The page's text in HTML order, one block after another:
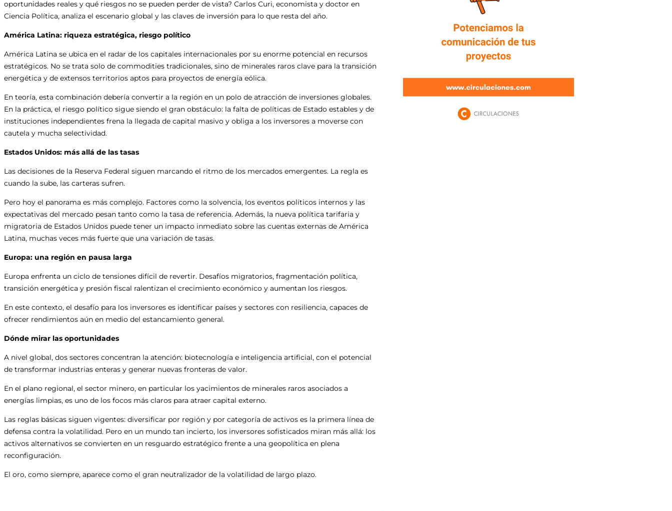
oportunidades reales y qué riesgos no se pueden perder de vista? Carlos Curi, economista y doctor en
Ciencia Política, analiza el escenario global y las claves de inversión para lo que resta del año.
América Latina: riqueza estratégica, riesgo político
América Latina se ubica en el radar de los capitales internacionales por su enorme potencial en recursos
estratégicos. No se trata solo de commodities tradicionales, sino de minerales raros clave para la transición
energética y de extensos territorios aptos para proyectos de energía eólica.
En teoría, esta combinación debería convertir a la región en un polo de atracción de inversiones globales.
En la práctica, el riesgo político sigue siendo el gran obstáculo: la falta de políticas de Estado estables y de
instituciones independientes frena la llegada de capital masivo y obliga a los inversores a moverse con
cautela y mucha selectividad.
Estados Unidos: más allá de las tasas
Las decisiones de la Reserva Federal siguen marcando el ritmo de los mercados emergentes. La regla es
cuando la sube, las carteras sufren.
Pero hoy el panorama es más complejo. Factores como la solvencia, los eventos políticos internos y las
expectativas del mercado pesan tanto como la tasa de referencia. Además, la nueva política tarifaria y
migratoria de Estados Unidos puede tener un impacto inmediato sobre las cuentas externas de América
Latina, muchas veces más fuerte que una variación de tasas.
Europa: una región en pausa larga
Europa enfrenta un ciclo de tensiones difícil de revertir. Desafíos migratorios, fragmentación política,
transición energética y presión fiscal ralentizan el crecimiento económico y aumentan los riesgos.
En este contexto, el desafío para los inversores es identificar países y sectores con resiliencia, capaces de
ofrecer rendimientos aún en medio del estancamiento general.
Dónde mirar las oportunidades
A nivel global, dos sectores concentran la atención: biotecnología e inteligencia artificial, con el potencial
de transformar industrias enteras y generar nuevas fronteras de valor.
En el plano regional, el sector minero, en particular los yacimientos de minerales raros asociados a
energías limpias, es uno de los focos más claros para atraer capital externo.
Las reglas básicas siguen vigentes: diversificar por región y por categoría de activos es la primera línea de
defensa contra la volatilidad. Pero en un mundo tan incierto, los inversores sofisticados miran más allá: los
activos alternativos se convierten en un resguardo estratégico frente a una geopolítica en plena
reconfiguración.
El oro, como siempre, aparece como el gran neutralizador de la volatilidad de largo plazo.